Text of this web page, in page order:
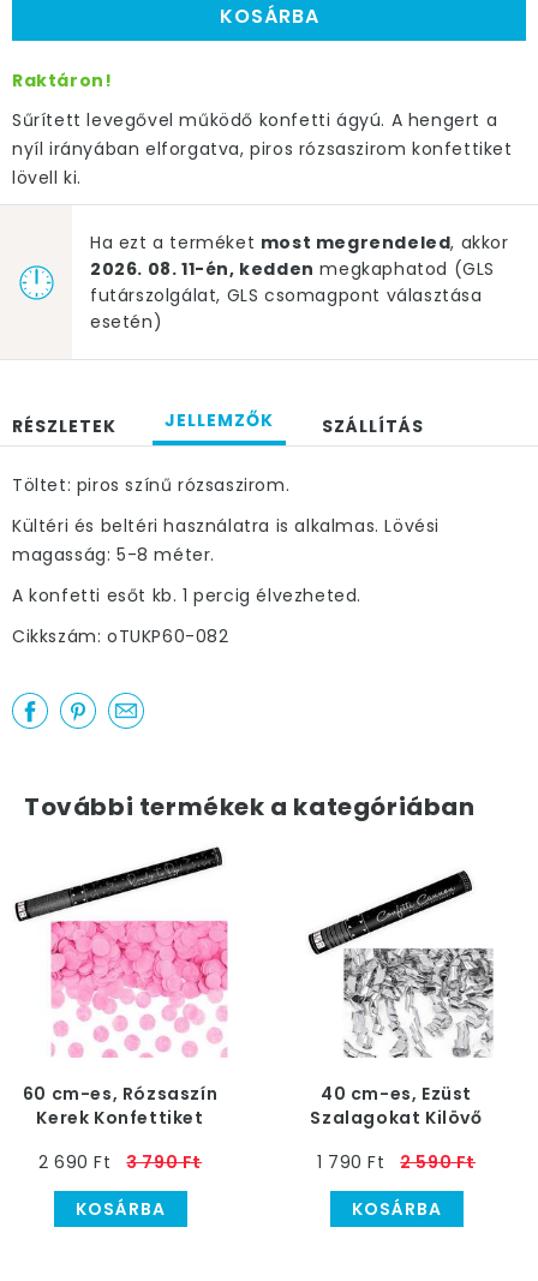
KOSÁRBA
Raktáron!
Sűrített levegővel működő konfetti ágyú. A hengert a
nyíl irányában elforgatva, piros rózsaszirom konfettiket
lövell ki.
Ha ezt a terméket most megrendeled, akkor
2026. 08. 11-én, kedden megkaphatod (GLS
futárszolgálat, GLS csomagpont választása
esetén)
RÉSZLETEK JELLEMZŐK SZÁLLÍTÁS
Töltet: piros színű rózsaszirom.
Kültéri és beltéri használatra is alkalmas. Lövési
magasság: 5-8 méter.
A konfetti esőt kb. 1 percig élvezheted.
Cikkszám: oTUKP60-082
További termékek a kategóriában
60 cm-es, Rózsaszín
Kerek Konfettiket
2 690 Ft
3 790 Ft
KOSÁRBA
40 cm-es, Ezüst
Szalagokat Kilövő
1 790 Ft
2 590 Ft
KOSÁRBA